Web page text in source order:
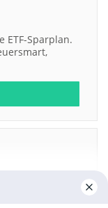
Sparplan.